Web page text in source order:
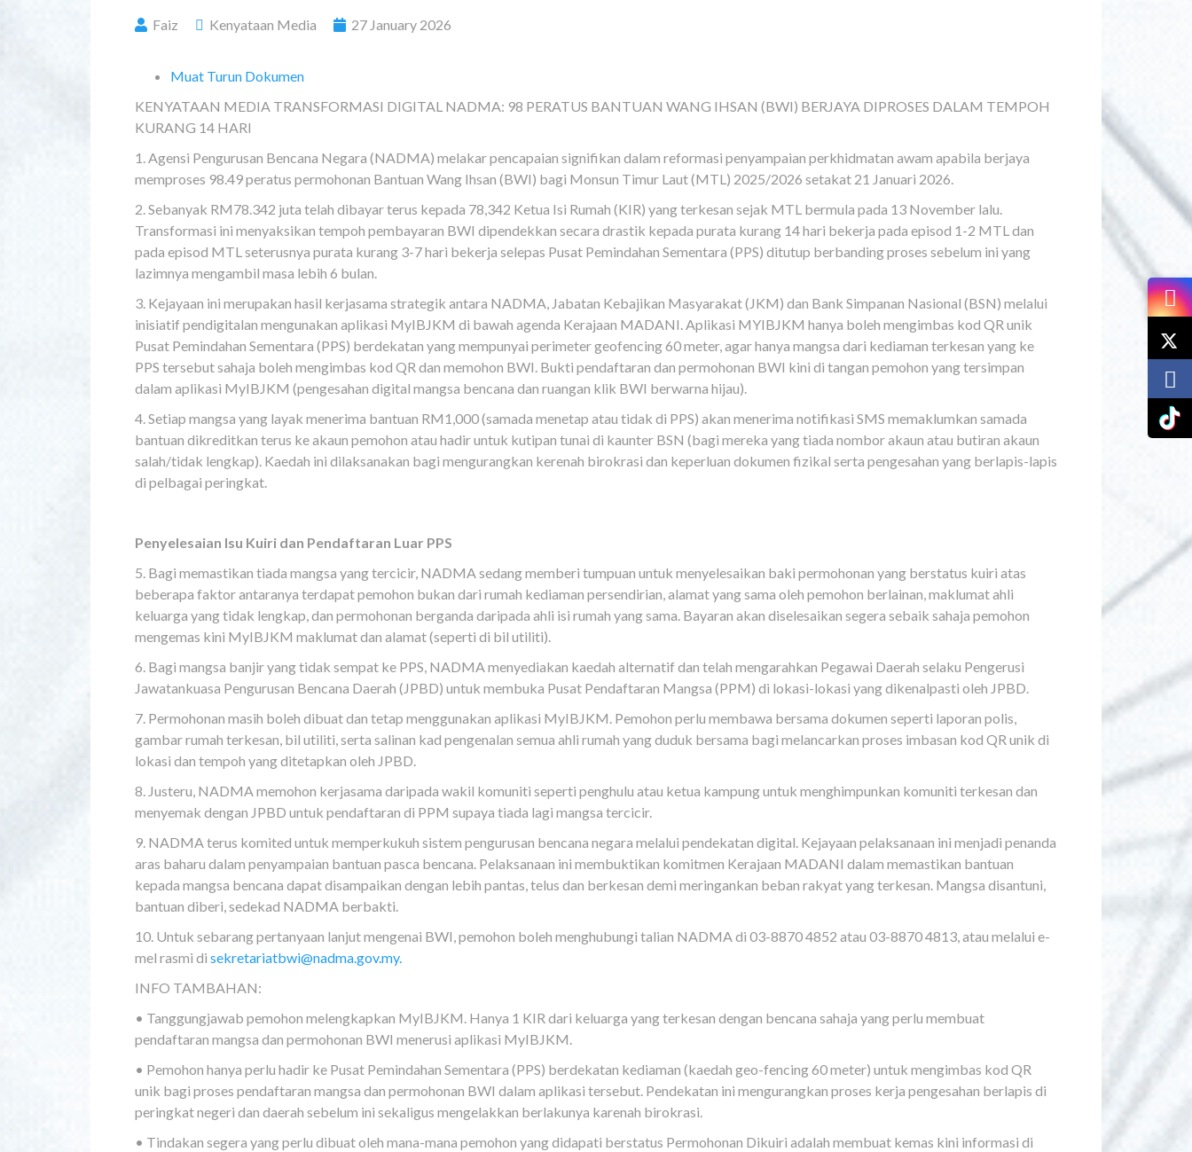
Faiz Kenyataan Media 27 January 2026
Muat Turun Dokumen
KENYATAAN MEDIA TRANSFORMASI DIGITAL NADMA: 98 PERATUS BANTUAN WANG IHSAN (BWI) BERJAYA DIPROSES DALAM TEMPOH
KURANG 14 HARI
1. Agensi Pengurusan Bencana Negara (NADMA) melakar pencapaian signifikan dalam reformasi penyampaian perkhidmatan awam apabila berjaya
memproses 98.49 peratus permohonan Bantuan Wang Ihsan (BWI) bagi Monsun Timur Laut (MTL) 2025/2026 setakat 21 Januari 2026.
2. Sebanyak RM78.342 juta telah dibayar terus kepada 78,342 Ketua Isi Rumah (KIR) yang terkesan sejak MTL bermula pada 13 November lalu.
Transformasi ini menyaksikan tempoh pembayaran BWI dipendekkan secara drastik kepada purata kurang 14 hari bekerja pada episod 1-2 MTL dan
pada episod MTL seterusnya purata kurang 3-7 hari bekerja selepas Pusat Pemindahan Sementara (PPS) ditutup berbanding proses sebelum ini yang
lazimnya mengambil masa lebih 6 bulan.
3. Kejayaan ini merupakan hasil kerjasama strategik antara NADMA, Jabatan Kebajikan Masyarakat (JKM) dan Bank Simpanan Nasional (BSN) melalui
inisiatif pendigitalan mengunakan aplikasi MyIBJKM di bawah agenda Kerajaan MADANI. Aplikasi MYIBJKM hanya boleh mengimbas kod QR unik
Pusat Pemindahan Sementara (PPS) berdekatan yang mempunyai perimeter geofencing 60 meter, agar hanya mangsa dari kediaman terkesan yang ke
PPS tersebut sahaja boleh mengimbas kod QR dan memohon BWI. Bukti pendaftaran dan permohonan BWI kini di tangan pemohon yang tersimpan
dalam aplikasi MyIBJKM (pengesahan digital mangsa bencana dan ruangan klik BWI berwarna hijau).
4. Setiap mangsa yang layak menerima bantuan RM1,000 (samada menetap atau tidak di PPS) akan menerima notifikasi SMS memaklumkan samada
bantuan dikreditkan terus ke akaun pemohon atau hadir untuk kutipan tunai di kaunter BSN (bagi mereka yang tiada nombor akaun atau butiran akaun
salah/tidak lengkap). Kaedah ini dilaksanakan bagi mengurangkan kerenah birokrasi dan keperluan dokumen fizikal serta pengesahan yang berlapis-lapis
di pelbagai peringkat.
Penyelesaian Isu Kuiri dan Pendaftaran Luar PPS
5. Bagi memastikan tiada mangsa yang tercicir, NADMA sedang memberi tumpuan untuk menyelesaikan baki permohonan yang berstatus kuiri atas
beberapa faktor antaranya terdapat pemohon bukan dari rumah kediaman persendirian, alamat yang sama oleh pemohon berlainan, maklumat ahli
keluarga yang tidak lengkap, dan permohonan berganda daripada ahli isi rumah yang sama. Bayaran akan diselesaikan segera sebaik sahaja pemohon
mengemas kini MyIBJKM maklumat dan alamat (seperti di bil utiliti).
6. Bagi mangsa banjir yang tidak sempat ke PPS, NADMA menyediakan kaedah alternatif dan telah mengarahkan Pegawai Daerah selaku Pengerusi
Jawatankuasa Pengurusan Bencana Daerah (JPBD) untuk membuka Pusat Pendaftaran Mangsa (PPM) di lokasi-lokasi yang dikenalpasti oleh JPBD.
7. Permohonan masih boleh dibuat dan tetap menggunakan aplikasi MyIBJKM. Pemohon perlu membawa bersama dokumen seperti laporan polis,
gambar rumah terkesan, bil utiliti, serta salinan kad pengenalan semua ahli rumah yang duduk bersama bagi melancarkan proses imbasan kod QR unik di
lokasi dan tempoh yang ditetapkan oleh JPBD.
8. Justeru, NADMA memohon kerjasama daripada wakil komuniti seperti penghulu atau ketua kampung untuk menghimpunkan komuniti terkesan dan
menyemak dengan JPBD untuk pendaftaran di PPM supaya tiada lagi mangsa tercicir.
9. NADMA terus komited untuk memperkukuh sistem pengurusan bencana negara melalui pendekatan digital. Kejayaan pelaksanaan ini menjadi penanda
aras baharu dalam penyampaian bantuan pasca bencana. Pelaksanaan ini membuktikan komitmen Kerajaan MADANI dalam memastikan bantuan
kepada mangsa bencana dapat disampaikan dengan lebih pantas, telus dan berkesan demi meringankan beban rakyat yang terkesan. Mangsa disantuni,
bantuan diberi, sedekad NADMA berbakti.
10. Untuk sebarang pertanyaan lanjut mengenai BWI, pemohon boleh menghubungi talian NADMA di 03-8870 4852 atau 03-8870 4813, atau melalui e-
mel rasmi di sekretariatbwi@nadma.gov.my.
INFO TAMBAHAN:
• Tanggungjawab pemohon melengkapkan MyIBJKM. Hanya 1 KIR dari keluarga yang terkesan dengan bencana sahaja yang perlu membuat
pendaftaran mangsa dan permohonan BWI menerusi aplikasi MyIBJKM.
• Pemohon hanya perlu hadir ke Pusat Pemindahan Sementara (PPS) berdekatan kediaman (kaedah geo-fencing 60 meter) untuk mengimbas kod QR
unik bagi proses pendaftaran mangsa dan permohonan BWI dalam aplikasi tersebut. Pendekatan ini mengurangkan proses kerja pengesahan berlapis di
peringkat negeri dan daerah sebelum ini sekaligus mengelakkan berlakunya karenah birokrasi.
• Tindakan segera yang perlu dibuat oleh mana-mana pemohon yang didapati berstatus Permohonan Dikuiri adalah membuat kemas kini informasi di